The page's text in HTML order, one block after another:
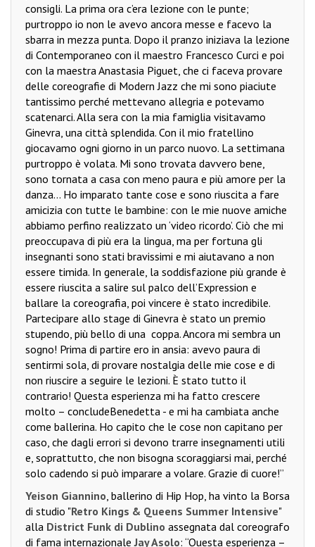
consigli. La prima ora c’era lezione con le punte;
purtroppo io non le avevo ancora messe e facevo la
sbarra in mezza punta. Dopo il pranzo iniziava la lezione
di Contemporaneo con il maestro Francesco Curci e poi
con la maestra Anastasia Piguet, che ci faceva provare
delle coreografie di Modern Jazz che mi sono piaciute
tantissimo perché mettevano allegria e potevamo
scatenarci. Alla sera con la mia famiglia visitavamo
Ginevra, una città splendida. Con il mio fratellino
giocavamo ogni giorno in un parco nuovo. La settimana
purtroppo è volata. Mi sono trovata davvero bene,
sono tornata a casa con meno paura e più amore per la
danza… Ho imparato tante cose e sono riuscita a fare
amicizia con tutte le bambine: con le mie nuove amiche
abbiamo perfino realizzato un ‘video ricordo’. Ciò che mi
preoccupava di più era la lingua, ma per fortuna gli
insegnanti sono stati bravissimi e mi aiutavano a non
essere timida. In generale, la soddisfazione più grande è
essere riuscita a salire sul palco dell’Expression e
ballare la coreografia, poi vincere è stato incredibile.
Partecipare allo stage di Ginevra è stato un premio
stupendo, più bello di una coppa. Ancora mi sembra un
sogno! Prima di partire ero in ansia: avevo paura di
sentirmi sola, di provare nostalgia delle mie cose e di
non riuscire a seguire le lezioni. È stato tutto il
contrario! Questa esperienza mi ha fatto crescere
molto – concludeBenedetta - e mi ha cambiata anche
come ballerina. Ho capito che le cose non capitano per
caso, che dagli errori si devono trarre insegnamenti utili
e, soprattutto, che non bisogna scoraggiarsi mai, perché
solo cadendo si può imparare a volare. Grazie di cuore!”
Yeison Giannino, ballerino di Hip Hop, ha vinto la Borsa
di studio "Retro Kings & Queens Summer Intensive"
alla District Funk di Dublino assegnata dal coreografo
di fama internazionaleJay Asolo: “Questa esperienza –